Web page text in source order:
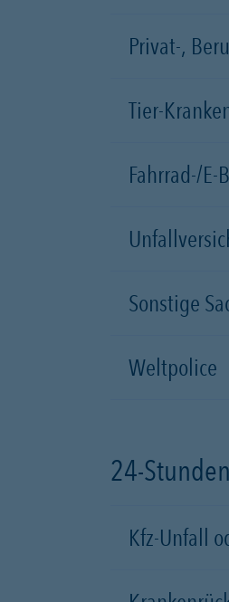
Privat-,
Tier-
Fahrrad-/E-
Sonstige
Weltpolice
24-
Kfz-Unfall